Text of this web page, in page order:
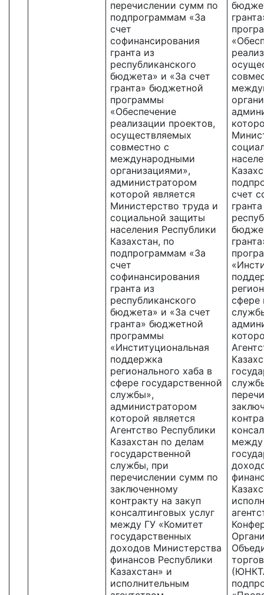
перечислении сумм по
подпрограммам «За
счет
софинансирования
гранта из
республиканского
бюджета» и «За счет
гранта» бюджетной
программы
«Обеспечение
реализации проектов,
осуществляемых
совместно с
международными
организациями»,
администратором
которой является
Министерство труда и
социальной защиты
населения Республики
Казахстан, по
подпрограммам «За
счет
софинансирования
гранта из
республиканского
бюджета» и «За счет
гранта» бюджетной
программы
«Институциональная
поддержка
регионального хаба в
сфере государственной
службы»,
администратором
которой является
Агентство Республики
Казахстан по делам
государственной
службы, при
перечислении сумм по
заключенному
контракту на закуп
консалтинговых услуг
между ГУ «Комитет
государственных
доходов Министерства
финансов Республики
Казахстан» и
исполнительным
счет
сфере
между